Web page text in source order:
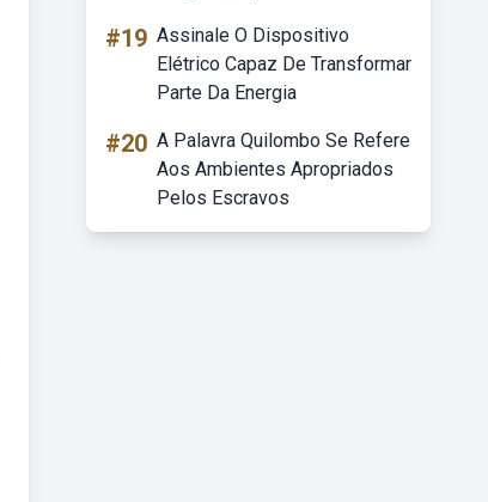
#19 Assinale O Dispositivo
Elétrico Capaz De Transformar
Parte Da Energia
#20 A Palavra Quilombo Se Refere
Aos Ambientes Apropriados
Pelos Escravos